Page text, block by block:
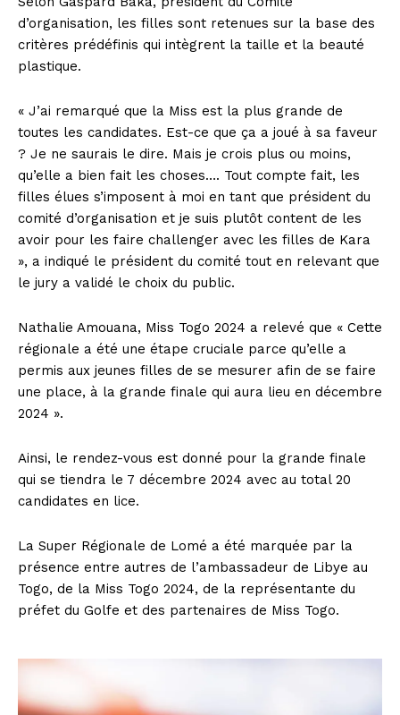
d’organisation, les filles sont retenues sur la base des
critères prédéfinis qui intègrent la taille et la beauté
plastique.
« J’ai remarqué que la Miss est la plus grande de
toutes les candidates. Est-ce que ça a joué à sa faveur
? Je ne saurais le dire. Mais je crois plus ou moins,
qu’elle a bien fait les choses…. Tout compte fait, les
filles élues s’imposent à moi en tant que président du
comité d’organisation et je suis plutôt content de les
avoir pour les faire challenger avec les filles de Kara
», a indiqué le président du comité tout en relevant que
le jury a validé le choix du public.
Nathalie Amouana, Miss Togo 2024 a relevé que « Cette
régionale a été une étape cruciale parce qu’elle a
permis aux jeunes filles de se mesurer afin de se faire
une place, à la grande finale qui aura lieu en décembre
2024 ».
Ainsi, le rendez-vous est donné pour la grande finale
qui se tiendra le 7 décembre 2024 avec au total 20
candidates en lice.
La Super Régionale de Lomé a été marquée par la
présence entre autres de l’ambassadeur de Libye au
Togo, de la Miss Togo 2024, de la représentante du
préfet du Golfe et des partenaires de Miss Togo.